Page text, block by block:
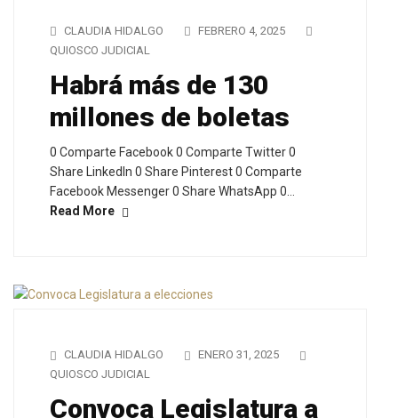
CLAUDIA HIDALGO
FEBRERO 4, 2025
QUIOSCO JUDICIAL
Habrá más de 130
millones de boletas
0 Comparte Facebook 0 Comparte Twitter 0
Share LinkedIn 0 Share Pinterest 0 Comparte
Facebook Messenger 0 Share WhatsApp 0…
Read More
CLAUDIA HIDALGO
ENERO 31, 2025
QUIOSCO JUDICIAL
Convoca Legislatura a